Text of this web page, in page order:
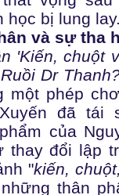
học bị lung lay.
và sự tha
'Kiến, chuột
Dr
một phép
đã tái
của
thay đổi lập
"kiến,
thân